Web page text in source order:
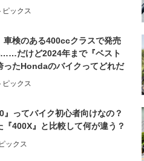
ず／CB1000F ①第一印象 編】
ピックス
車検のある400ccクラスで発売
だけど2024年まで『ベスト
ったHondaのバイクってどれだ
ピックス
』ってバイク初心者向けなの？
『400X』と比較して何が違う？
ックス